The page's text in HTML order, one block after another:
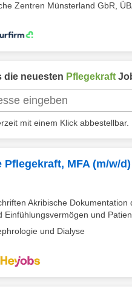
Zentren Münsterland GbR,
die neuesten Pflegekraft
mit einem Klick abbestellbar.
Pflegekraft, MFA (m/w/d)
Akribische
Einfühlungsvermögen und
und Dialyse